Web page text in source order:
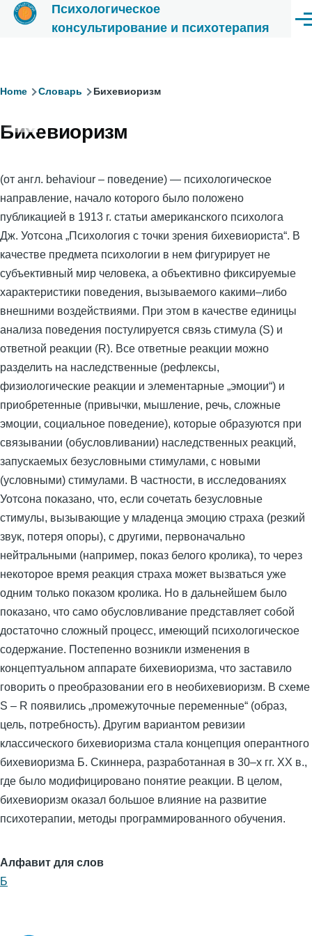
Перейти к основному содержанию
Психологическое
консультирование и психотерапия
Строка
Home Словарь Бихевиоризм
Бихевиоризм
(от англ. behaviour – поведение) — психологическое
направление, начало которого было положено
публикацией в 1913 г. статьи американского психолога
Дж. Уотсона „Психология с точки зрения бихевиориста“. В
качестве предмета психологии в нем фигурирует не
субъективный мир человека, а объективно фиксируемые
характеристики поведения, вызываемого какими–либо
внешними воздействиями. При этом в качестве единицы
анализа поведения постулируется связь стимула (S) и
ответной реакции (R). Все ответные реакции можно
разделить на наследственные (рефлексы,
физиологические реакции и элементарные „эмоции“) и
приобретенные (привычки, мышление, речь, сложные
эмоции, социальное поведение), которые образуются при
связывании (обусловливании) наследственных реакций,
запускаемых безусловными стимулами, с новыми
(условными) стимулами. В частности, в исследованиях
Уотсона показано, что, если сочетать безусловные
стимулы, вызывающие у младенца эмоцию страха (резкий
звук, потеря опоры), с другими, первоначально
нейтральными (например, показ белого кролика), то через
некоторое время реакция страха может вызваться уже
одним только показом кролика. Но в дальнейшем было
показано, что само обусловливание представляет собой
достаточно сложный процесс, имеющий психологическое
содержание. Постепенно возникли изменения в
концептуальном аппарате бихевиоризма, что заставило
говорить о преобразовании его в необихевиоризм. В схеме
S – R появились „промежуточные переменные“ (образ,
цель, потребность). Другим вариантом ревизии
классического бихевиоризма стала концепция оперантного
бихевиоризма Б. Скиннера, разработанная в 30–х гг. XX в.,
где было модифицировано понятие реакции. В целом,
бихевиоризм оказал большое влияние на развитие
психотерапии, методы программированного обучения.
Алфавит для слов
Б